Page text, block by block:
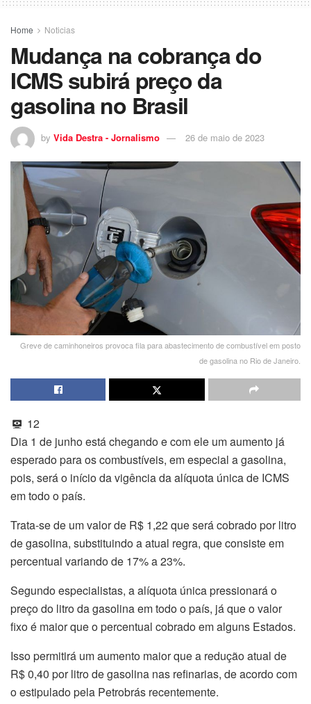
Home Noticias
Mudança na cobrança do
ICMS subirá preço da
gasolina no Brasil
by Vida Destra - Jornalismo 26 de maio de 2023
Greve de caminhoneiros provoca fila para abastecimento de combustível em posto
de gasolina no Rio de Janeiro.
12
Dia 1 de junho está chegando e com ele um aumento já
esperado para os combustíveis, em especial a gasolina,
pois, será o início da vigência da alíquota única de ICMS
em todo o país.
Trata-se de um valor de R$ 1,22 que será cobrado por litro
de gasolina, substituindo a atual regra, que consiste em
percentual variando de 17% a 23%.
Segundo especialistas, a alíquota única pressionará o
preço do litro da gasolina em todo o país, já que o valor
fixo é maior que o percentual cobrado em alguns Estados.
Isso permitirá um aumento maior que a redução atual de
R$ 0,40 por litro de gasolina nas refinarias, de acordo com
o estipulado pela Petrobrás recentemente.